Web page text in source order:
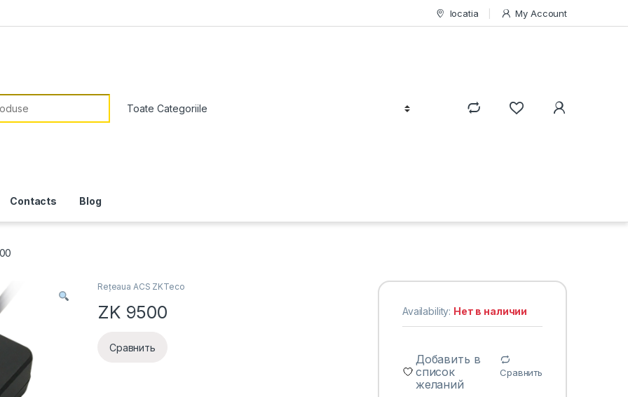
locatia My Account
Contacts Blog
Rețeaua ACS ZKTeco
ZK 9500
Сравнить
Availability: Нет в наличии
Добавить в
список
желаний
Сравнить